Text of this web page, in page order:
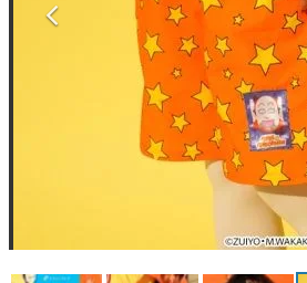
運営：株式会社マレ